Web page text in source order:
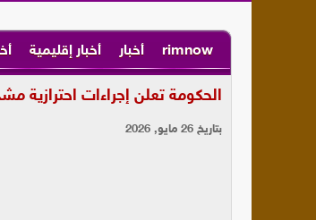
rimnow أخبار أخبار إقليمية
الحكومة تعلن إجراءات احترازية
بتاريخ 26 مايو, 2026